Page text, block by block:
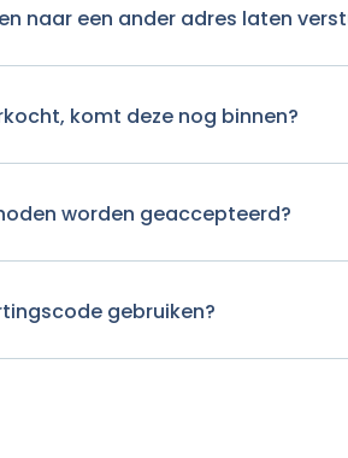
naar een ander adres laten
komt deze nog binnen?
worden geaccepteerd?
gebruiken?